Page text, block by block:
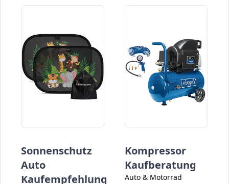
Sonnenschutz
Auto
Kaufempfehlung
Kompressor
Kaufberatung
Auto & Motorrad